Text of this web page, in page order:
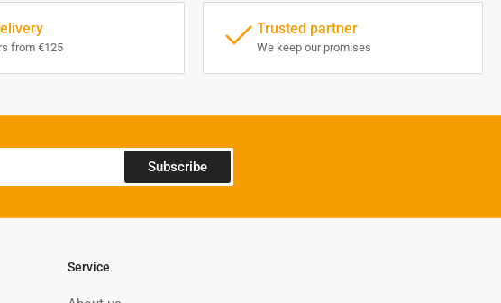
from €125
Trusted partner
We keep our promises
Subscribe
Service